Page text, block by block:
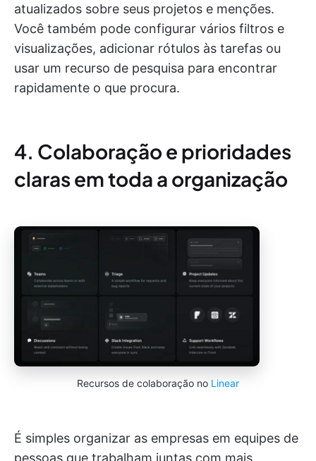
atualizados sobre seus projetos e menções.
Você também pode configurar vários filtros e
visualizações, adicionar rótulos às tarefas ou
usar um recurso de pesquisa para encontrar
rapidamente o que procura.
4. Colaboração e prioridades
claras em toda a organização
Recursos de colaboração no Linear
É simples organizar as empresas em equipes de
pessoas que trabalham juntas com mais